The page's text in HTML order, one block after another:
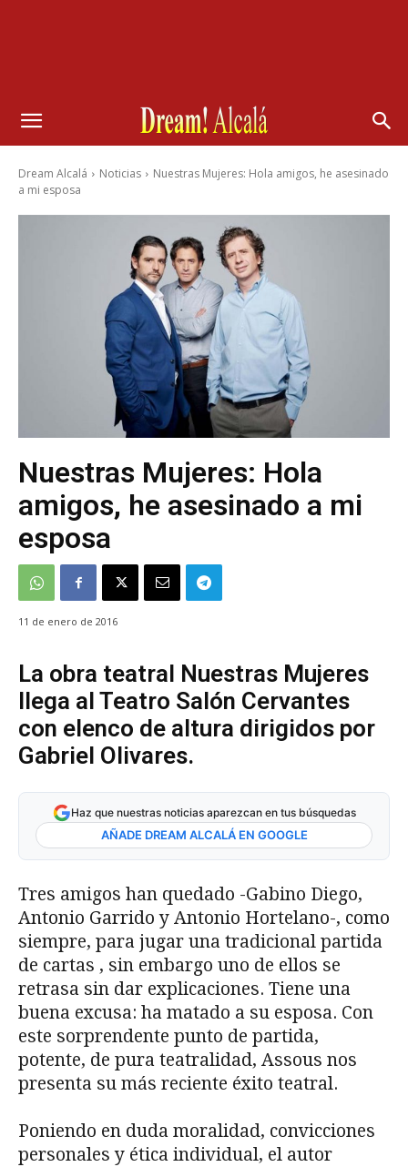
Dream Alcalá Noticias
Nuestras Mujeres: Hola amigos, he asesinado
a mi esposa
Nuestras Mujeres: Hola
amigos, he asesinado a mi
esposa
11 de enero de 2016
La obra teatral Nuestras Mujeres
llega al Teatro Salón Cervantes
con elenco de altura dirigidos por
Gabriel Olivares.
Haz que nuestras noticias aparezcan en tus búsquedas
AÑADE DREAM ALCALÁ EN GOOGLE
Tres amigos han quedado -Gabino Diego,
Antonio Garrido y Antonio Hortelano-, como
siempre, para jugar una tradicional partida
de cartas , sin embargo uno de ellos se
retrasa sin dar explicaciones. Tiene una
buena excusa: ha matado a su esposa. Con
este sorprendente punto de partida,
potente, de pura teatralidad, Assous nos
presenta su más reciente éxito teatral.
Poniendo en duda moralidad, convicciones
personales y ética individual, el autor